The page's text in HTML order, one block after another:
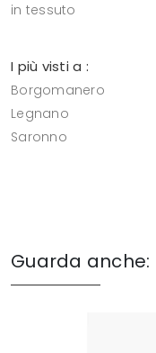
in tessuto
I più visti a :
Borgomanero
Legnano
Saronno
Guarda anche: